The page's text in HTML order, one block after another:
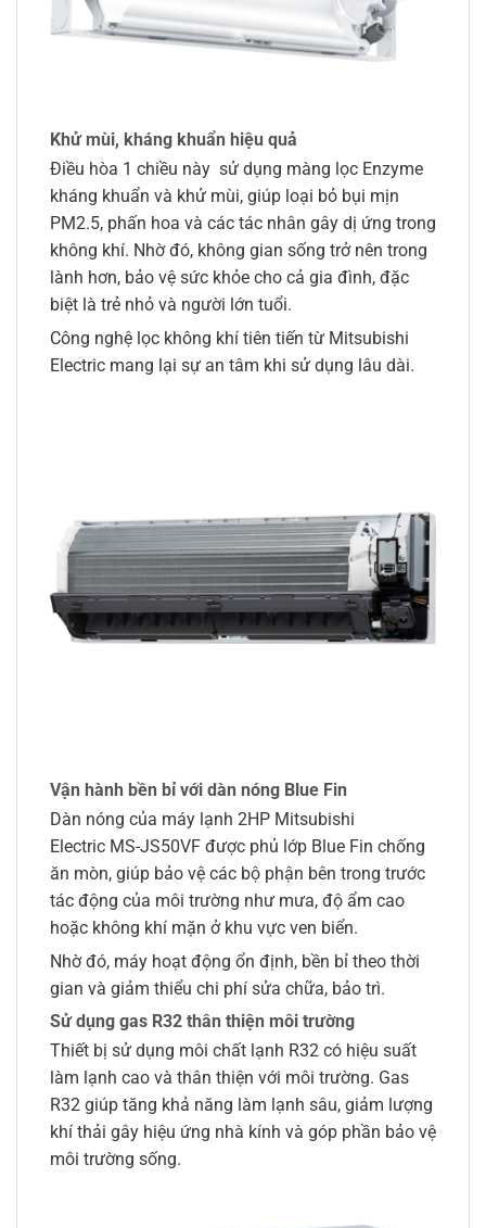
Khử mùi, kháng khuẩn hiệu quả
Điều hòa 1 chiều này sử dụng màng lọc Enzyme
kháng khuẩn và khử mùi, giúp loại bỏ bụi mịn
PM2.5, phấn hoa và các tác nhân gây dị ứng trong
không khí. Nhờ đó, không gian sống trở nên trong
lành hơn, bảo vệ sức khỏe cho cả gia đình, đặc
biệt là trẻ nhỏ và người lớn tuổi.
Công nghệ lọc không khí tiên tiến từ Mitsubishi
Electric mang lại sự an tâm khi sử dụng lâu dài.
Vận hành bền bỉ với dàn nóng Blue Fin
Dàn nóng của máy lạnh 2HP Mitsubishi
Electric MS-JS50VF được phủ lớp Blue Fin chống
ăn mòn, giúp bảo vệ các bộ phận bên trong trước
tác động của môi trường như mưa, độ ẩm cao
hoặc không khí mặn ở khu vực ven biển.
Nhờ đó, máy hoạt động ổn định, bền bỉ theo thời
gian và giảm thiểu chi phí sửa chữa, bảo trì.
Sử dụng gas R32 thân thiện môi trường
Thiết bị sử dụng môi chất lạnh R32 có hiệu suất
làm lạnh cao và thân thiện với môi trường. Gas
R32 giúp tăng khả năng làm lạnh sâu, giảm lượng
khí thải gây hiệu ứng nhà kính và góp phần bảo vệ
môi trường sống.